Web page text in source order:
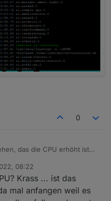
0
das die CPU erhöht ist
eine Version zurück und
Adapter update's
starten und beobachten wie
08:22
Krass ... ist das
mal anfangen weil es